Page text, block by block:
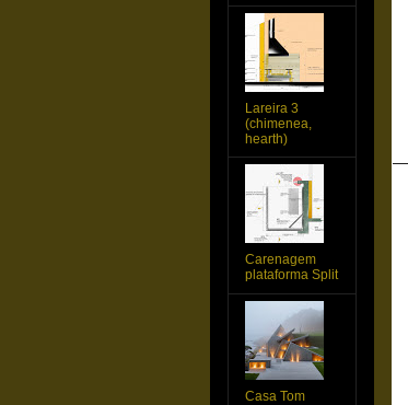
Lareira 3
(chimenea,
hearth)
Carenagem
plataforma Split
Casa Tom